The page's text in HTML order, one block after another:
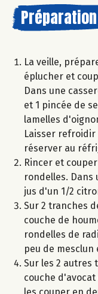
Préparation
La veille,
éplucher et
Dans une
et 1 pincée de
lamelles
Laisser refroidir
réserver au
Rincer et
rondelles. Dans
jus d'un 1/2
Sur 2 tranches
couche de
rondelles de
peu de
Sur les 2 autres
couche
les couper en